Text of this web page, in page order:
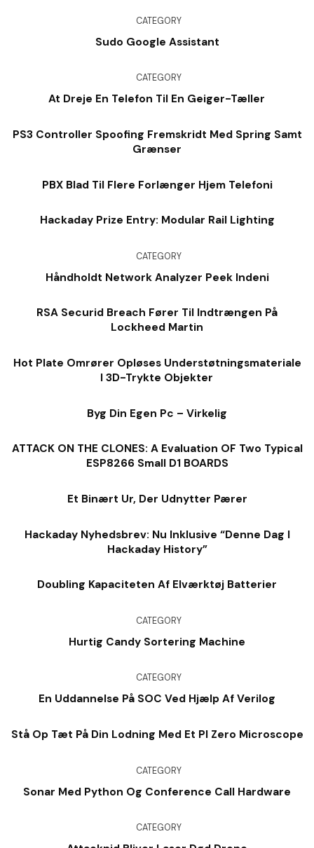
CATEGORY
Sudo Google Assistant
CATEGORY
At Dreje En Telefon Til En Geiger-Tæller
PS3 Controller Spoofing Fremskridt Med Spring Samt
Grænser
PBX Blad Til Flere Forlænger Hjem Telefoni
Hackaday Prize Entry: Modular Rail Lighting
CATEGORY
Håndholdt Network Analyzer Peek Indeni
RSA Securid Breach Fører Til Indtrængen På
Lockheed Martin
Hot Plate Omrører Opløses Understøtningsmateriale
I 3D-Trykte Objekter
Byg Din Egen Pc – Virkelig
ATTACK ON THE CLONES: A Evaluation OF Two Typical
ESP8266 Small D1 BOARDS
Et Binært Ur, Der Udnytter Pærer
Hackaday Nyhedsbrev: Nu Inklusive “denne Dag I
Hackaday History”
Doubling Kapaciteten Af ​​elværktøj Batterier
CATEGORY
Hurtig Candy Sortering Machine
CATEGORY
En Uddannelse På SOC Ved Hjælp Af Verilog
Stå Op Tæt På Din Lodning Med Et PI Zero Microscope
CATEGORY
Sonar Med Python Og Conference Call Hardware
CATEGORY